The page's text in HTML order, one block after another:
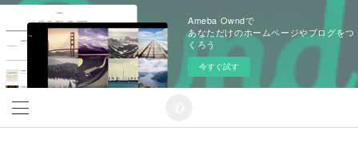
Ameba Owndで
あなただけのホームページやブログをつ
くろう
今すぐ試す